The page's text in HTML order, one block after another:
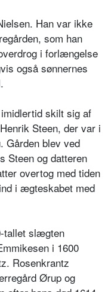
Han var ikke
som han
i forlængelse
også sønnernes
skilt sig af
Steen, der var i
Gården blev ved
Steen og datteren
overtog med tiden
i ægteskabet med
tallet slægten
i 1600
Rosenkrantz
Ørup og